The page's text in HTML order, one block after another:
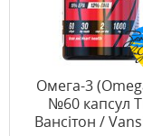
Омега-3
№60 капсул
Вансітон /